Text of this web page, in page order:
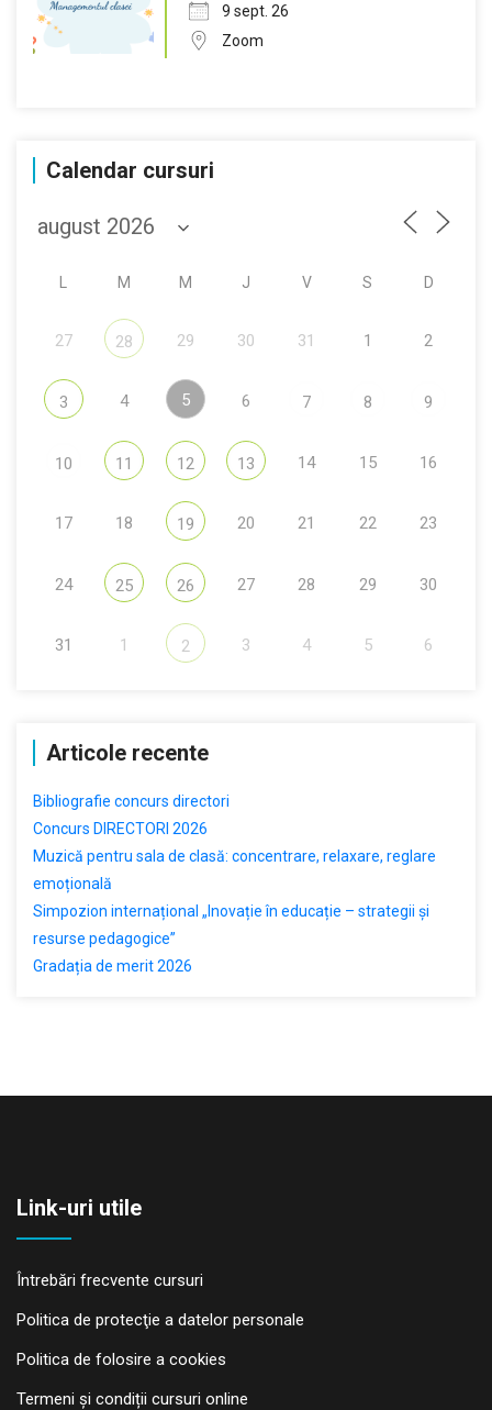
9 sept. 26
Zoom
Calendar cursuri
M M J V S D
27 28 29 30 31 1 2
3 4 5 6 7 8 9
10 11 12 13 14 15 16
17 18 19 20 21 22 23
24 25 26 27 28 29 30
31 1 2 3 4 5 6
Articole recente
Bibliografie concurs directori
Concurs DIRECTORI 2026
Muzică pentru sala de clasă: concentrare, relaxare, reglare
emoțională
Simpozion internațional „Inovație în educație – strategii și
resurse pedagogice”
Gradația de merit 2026
Link-uri utile
Întrebări frecvente cursuri
Politica de protecţie a datelor personale
Politica de folosire a cookies
Termeni și condiții cursuri online